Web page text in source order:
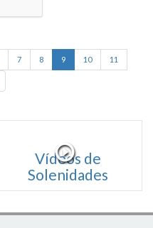
7 8 9 10 11
Vídeos de
Solenidades